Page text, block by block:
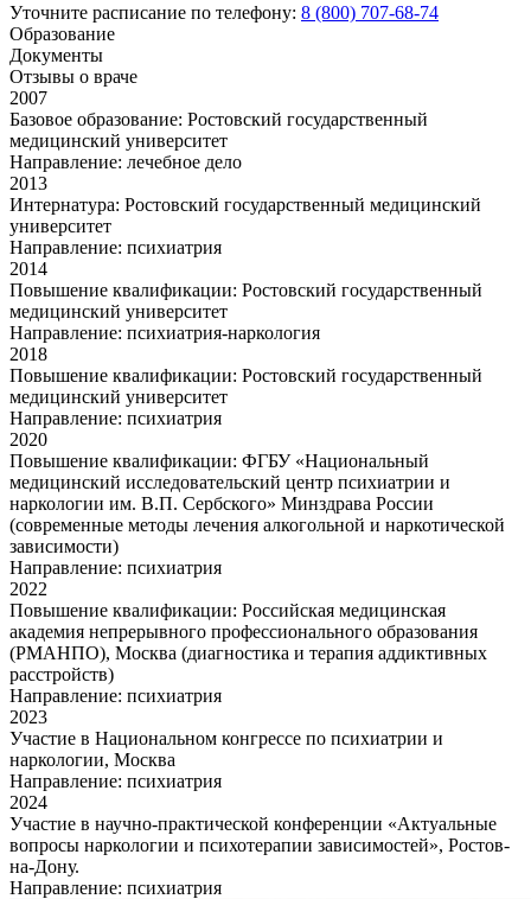
Уточните расписание по телефону: 8 (800) 707-68-74
Образование
Документы
Отзывы о враче
2007
Базовое образование: Ростовский государственный
медицинский университет
Направление: лечебное дело
2013
Интернатура: Ростовский государственный медицинский
университет
Направление: психиатрия
2014
Повышение квалификации: Ростовский государственный
медицинский университет
Направление: психиатрия-наркология
2018
Повышение квалификации: Ростовский государственный
медицинский университет
Направление: психиатрия
2020
Повышение квалификации: ФГБУ «Национальный
медицинский исследовательский центр психиатрии и
наркологии им. В.П. Сербского» Минздрава России
(современные методы лечения алкогольной и наркотической
зависимости)
Направление: психиатрия
2022
Повышение квалификации: Российская медицинская
академия непрерывного профессионального образования
(РМАНПО), Москва (диагностика и терапия аддиктивных
расстройств)
Направление: психиатрия
2023
Участие в Национальном конгрессе по психиатрии и
наркологии, Москва
Направление: психиатрия
2024
Участие в научно-практической конференции «Актуальные
вопросы наркологии и психотерапии зависимостей», Ростов-
на-Дону.
Направление: психиатрия